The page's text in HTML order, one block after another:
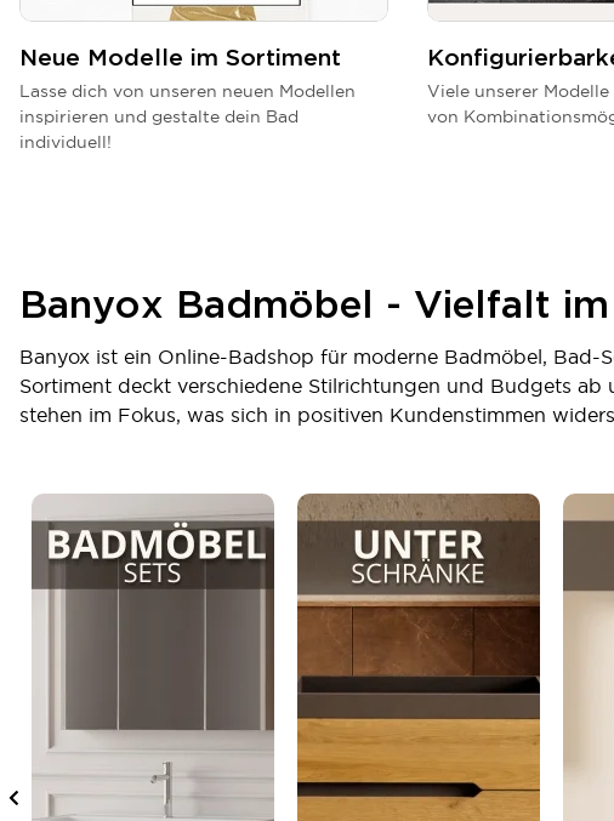
Neue Modelle im Sortiment
Lasse dich von unseren neuen Modellen
inspirieren und gestalte dein Bad
individuell!
Viele unserer
von
Banyox Badmöbel - Vielfalt
Banyox ist ein Online-Badshop für moderne Badmöbel, Bad-
Sortiment deckt verschiedene Stilrichtungen und Budgets
stehen im Fokus, was sich in positiven Kundenstimmen